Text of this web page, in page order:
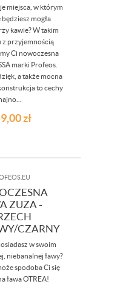
miejsca, w którym
mogła
kawie? W takim
z przyjemnością
Ci nowoczesna
marki Profeos.
a także mocna
to cechy
zł
ZUZA -
CZARNY
w swoim
niebanalnej ławy?
spodoba Ci się
ława OTREA!